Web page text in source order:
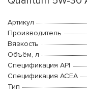
Артикул
Производитель
Вязкость
Объём, л
Спецификация API
Спецификация ACEA
Тип